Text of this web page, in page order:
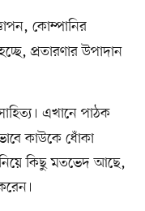
কোম্পানির
প্রতারণার উপাদান
এখানে পাঠক
কাউকে ধোঁকা
নিয়ে কিছু মতভেদ আছে,